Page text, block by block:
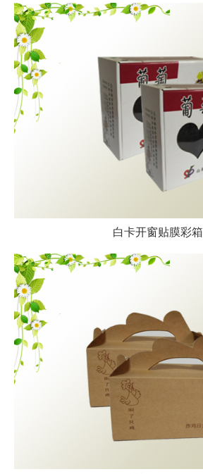
白卡开窗贴膜彩箱